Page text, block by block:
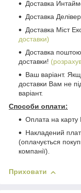
Доставка
Доставка
Доставка Міст
доставки)
Доставка
доставки!
Ваш варіант.
доставки Вам не
варіант.
Способи оплати:
Оплата на карту
Накладений
(оплачується
компанії).
Приховати